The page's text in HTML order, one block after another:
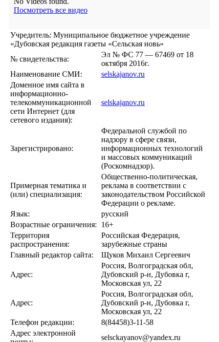
Посмотреть все видео
Учредитель: Муниципальное бюджетное учреждение
«Дубовская редакция газеты «Сельская новь»
№ свидетельства:
Эл № ФС 77 — 67469 от 18
октября 2016г.
Наименование СМИ:
selskajanov.ru
Доменное имя сайта в
информационно-
телекоммуникационной
сети Интернет (для
сетевого издания):
selskajanov.ru
Зарегистрировано:
Федеральной службой по
надзору в сфере связи,
информационных технологий
и массовых коммуникаций
(Роскомнадзор).
Примерная тематика и
(или) специализация:
Общественно-политическая,
реклама в соответствии с
законодательством Российской
Федерации о рекламе.
Язык:
русский
Возрастные ограничения:
16+
Территория
распространения:
Российская Федерация,
зарубежные страны
Главный редактор сайта:
Щуков Михаил Сергеевич
Адрес:
Россия, Волгоградская обл,
Дубовский р-н, Дубовка г,
Московская ул, 22
Адрес:
Россия, Волгоградская обл,
Дубовский р-н, Дубовка г,
Московская ул, 22
Телефон редакции:
8(84458)3-11-58
Адрес электронной
selsckayanov@yandex.ru